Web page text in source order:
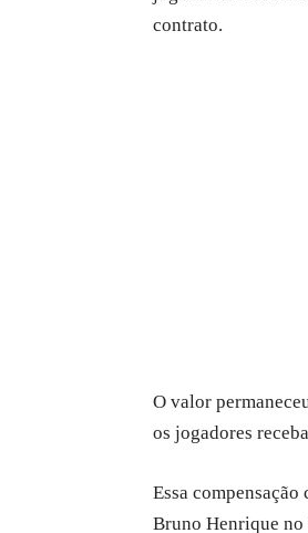
contrato.
O valor
os jogadores
Essa
Bruno Henrique no